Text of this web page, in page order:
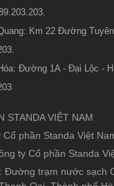
Km 22 Đường
Đường 1A - Đại Lộc -
STANDA VIỆT NAM
phần Standa Việt
ty Cổ phần Standa
Đường trạm nước sạch